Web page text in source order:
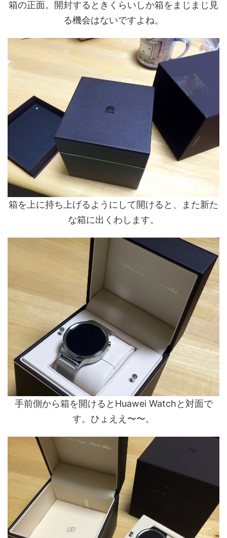
箱の正面。開封するときくらいしか箱をまじまじ見
る機会はないですよね。
箱を上に持ち上げるようにして開けると、また新た
な箱に出くわします。
手前側から箱を開けるとHuawei Watchと対面で
す。ひょええ〜〜。